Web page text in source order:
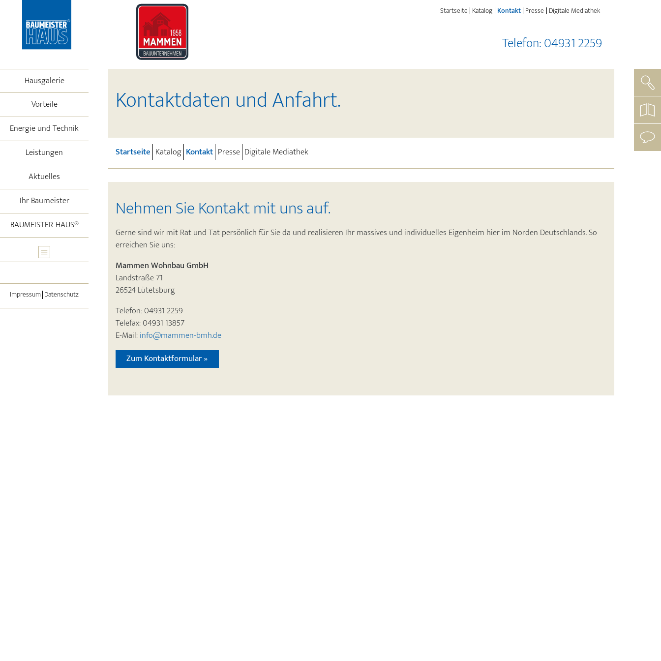
Telefon: 04931 2259
Hausgalerie
Vorteile
Energie und Technik
Leistungen
Aktuelles
Ihr Baumeister
BAUMEISTER-HAUS®
Impressum Datenschutz
Suche
mit
Startseite Katalog Kontakt(current)
Presse Digitale Mediathek
Kontaktdaten und Anfahrt.
Startseite (current)
Katalog Kontakt(current)
Presse Digitale Mediathek
Nehmen Sie Kontakt mit uns auf.
Gerne sind wir mit Rat und Tat persönlich für Sie da und realisieren Ihr massives und individuelles Eigenheim hier im Norden Deutschlands. So
erreichen Sie uns:
Mammen Wohnbau GmbH
Landstraße 71
26524 Lütetsburg
Telefon: 04931 2259
Telefax: 04931 13857
E-Mail:info@mammen-bmh.de
Zum Kontaktformular »